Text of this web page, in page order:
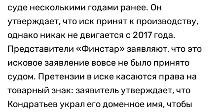
суде несколькими годами ранее. Он
утверждает, что иск принят к производству,
однако никак не двигается с 2017 года.
Представители «Финстар» заявляют, что это
исковое заявление вовсе не было принято
судом. Претензии в иске касаются права на
товарный знак: заявитель утверждает, что
Кондратьев украл его доменное имя, чтобы